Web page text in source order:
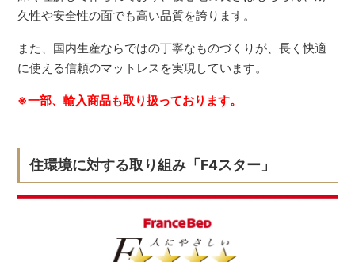
久性や安全性の面でも高い品質を誇ります。
また、国内生産ならではの丁寧なものづくりが、長く快適
に使える信頼のマットレスを実現しています。
※一部、輸入商品も取り扱っております。
住環境に対する取り組み「F4スター」